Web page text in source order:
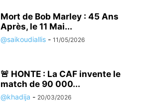
Mort de Bob Marley : 45 Ans
Après, le 11 Mai...
@saikoudiallis - 11/05/2026
🚨 HONTE : La CAF invente le
match de 90 000...
@khadija - 20/03/2026